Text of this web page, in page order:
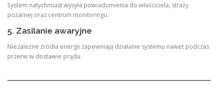
System natychmiast wysyła powiadomienia do właściciela, straży
pożarnej oraz centrum monitoringu.
5. Zasilanie awaryjne
Niezależne źródła energii zapewniają działanie systemu nawet podczas
przerw w dostawie prądu.